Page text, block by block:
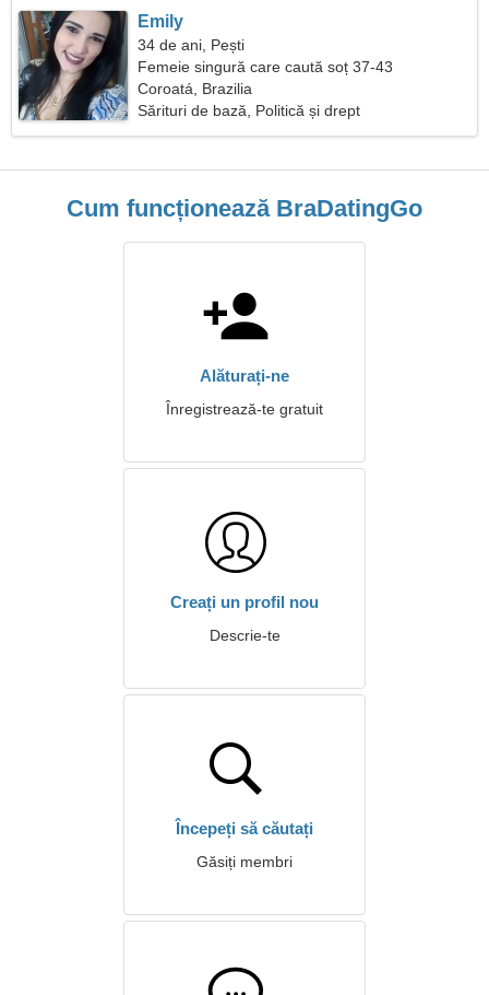
Emily
34 de ani, Pești
Femeie singură care caută soț 37-43
Coroatá, Brazilia
Sărituri de bază, Politică și drept
Cum funcționează BraDatingGo
Alăturați-ne
Înregistrează-te gratuit
Creați un profil nou
Descrie-te
Începeți să căutați
Găsiți membri